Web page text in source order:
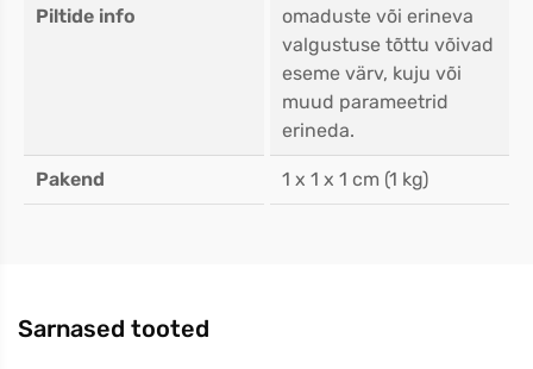
Piltide info
omaduste või erineva
valgustuse tõttu võivad
eseme värv, kuju või
muud parameetrid
erineda.
Pakend 1 x 1 x 1 cm (1 kg)
Sarnased tooted